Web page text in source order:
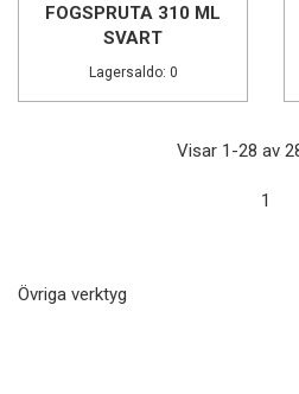
FOGSPRUTA 310 ML
SVART
Lagersaldo: 0
Visar 1-28 av
1
Övriga verktyg